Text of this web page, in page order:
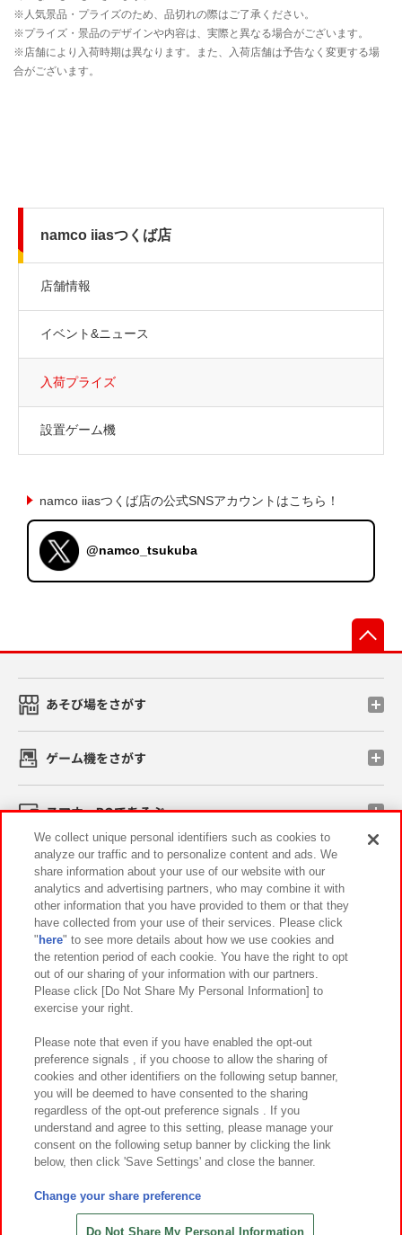
namco iiasつくば店
店舗情報
イベント&ニュース
入荷プライズ
設置ゲーム機
namco iiasつくば店の公式SNSアカウントはこちら！
@namco_tsukuba
あそび場をさがす
ゲーム機をさがす
スマホ・PCであそぶ
イベント・キャンペーン
関連会社 サステナビリティ サイトポリシー
プライバシーポリシー ウェブアクセシビリティ方針と検証結果
お取引先さまとともに
カスタマーハラスメント対応方針 よくあるご質問・お問い合わせ
©Bandai Namco Amusement Inc.
©Bandai Namco Amusement Lab Inc.
©HANAYASHIKI Co., Ltd. All Rights Reserved.
We collect unique personal identifiers such as cookies to
analyze our traffic and to personalize content and ads. We
share information about your use of our website with our
analytics and advertising partners, who may combine it with
other information that you have provided to them or that they
have collected from your use of their services. Please click
" here" to see more details about how we use cookies and
the retention period of each cookie. You have the right to opt
out of our sharing of your information with our partners.
Please click [Do Not Share My Personal Information] to
exercise your right.
Please note that even if you have enabled the opt-out
preference signals , if you choose to allow the sharing of
cookies and other identifiers on the following setup banner,
you will be deemed to have consented to the sharing
regardless of the opt-out preference signals . If you
understand and agree to this setting, please manage your
consent on the following setup banner by clicking the link
below, then click 'Save Settings' and close the banner.
Change your share preference
Do Not Share My Personal Information